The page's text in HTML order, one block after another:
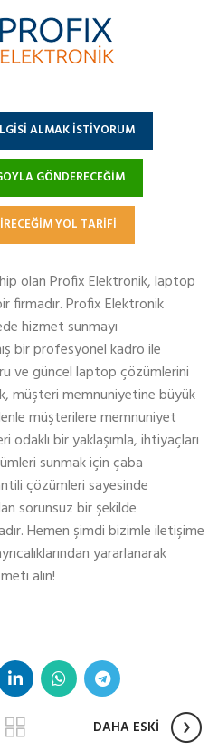
ALMAK İSTİYORUM
GÖNDERECEĞİM
YOL TARİFİ
olan Profix Elektronik, laptop
firmadır. Profix Elektronik
hizmet sunmayı
bir profesyonel kadro ile
ve güncel laptop çözümlerini
müşteri memnuniyetine büyük
müşterilere memnuniyet
bir yaklaşımla, ihtiyaçları
sunmak için çaba
çözümleri sayesinde
sorunsuz bir şekilde
Hemen şimdi bizimle iletişime
yararlanarak
alın!
DAHA ESKİ